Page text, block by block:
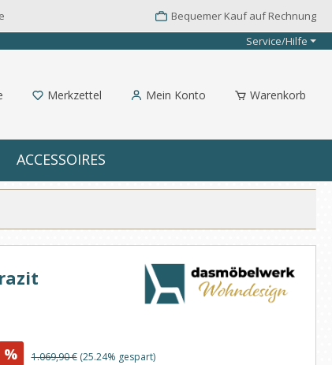
Bequemer Kauf auf Rechnung
Service/Hilfe
Merkzettel Mein Konto Warenkorb
ACCESSOIRES
% Regulärer Preis:
1.069,90 € (25.24% gespart)